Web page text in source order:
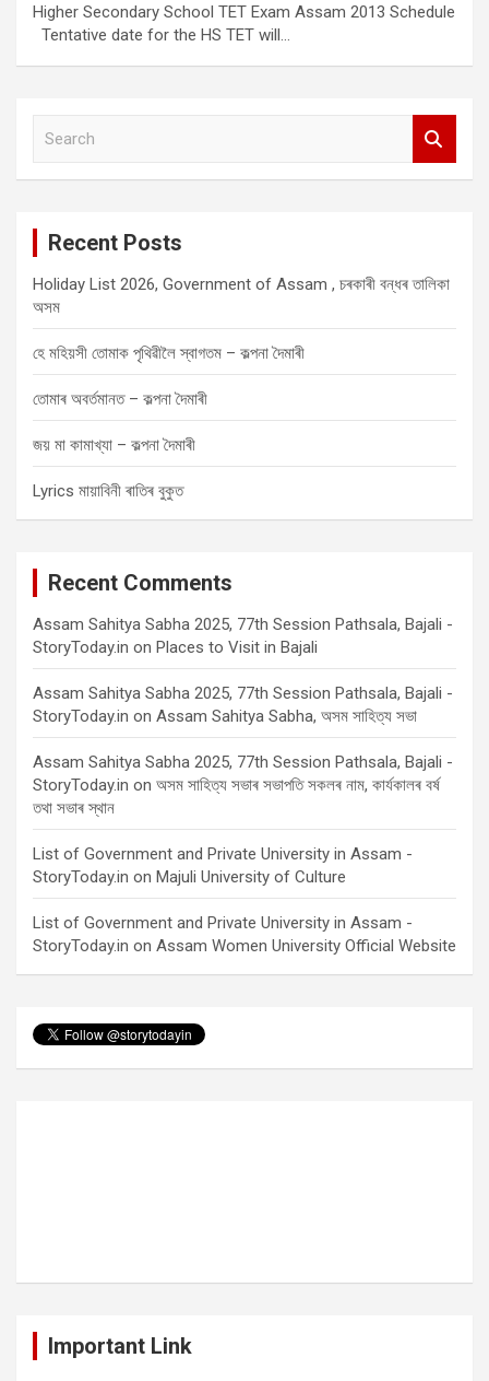
Higher Secondary School TET Exam Assam 2013 Schedule
Tentative date for the HS TET will…
Recent Posts
Holiday List 2026, Government of Assam , চৰকাৰী বন্ধৰ তালিকা
অসম
হে মহিয়সী তোমাক পৃথিৱীলৈ স্বাগতম – কল্পনা দৈমাৰী
তোমাৰ অবৰ্তমানত – কল্পনা দৈমাৰী
জয় মা কামাখ্যা – কল্পনা দৈমাৰী
Lyrics মায়াবিনী ৰাতিৰ বুকুত
Recent Comments
Assam Sahitya Sabha 2025, 77th Session Pathsala, Bajali -
StoryToday.in on Places to Visit in Bajali
Assam Sahitya Sabha 2025, 77th Session Pathsala, Bajali -
StoryToday.in on Assam Sahitya Sabha, অসম সাহিত্য সভা
Assam Sahitya Sabha 2025, 77th Session Pathsala, Bajali -
StoryToday.in on অসম সাহিত্য সভাৰ সভাপতি সকলৰ নাম, কাৰ্যকালৰ বৰ্ষ
তথা সভাৰ স্থান
List of Government and Private University in Assam -
StoryToday.in on Majuli University of Culture
List of Government and Private University in Assam -
StoryToday.in on Assam Women University Official Website
Important Link